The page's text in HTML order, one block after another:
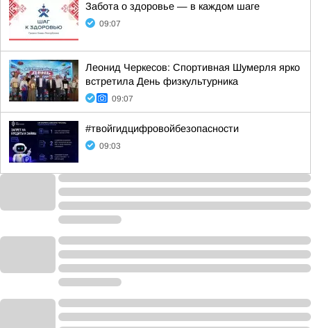
Забота о здоровье — в каждом шаге
09:07
Леонид Черкесов: Спортивная Шумерля ярко
встретила День физкультурника
09:07
#твойгидцифровойбезопасности
09:03